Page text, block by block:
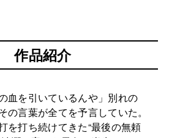
作品紹介
血を引いているんや」別れの
の言葉が全てを予言していた。
を打ち続けてきた“最後の無頼